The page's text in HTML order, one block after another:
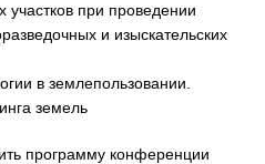
при проведении
и изыскательских
в землепользовании.
земель
программу конференции